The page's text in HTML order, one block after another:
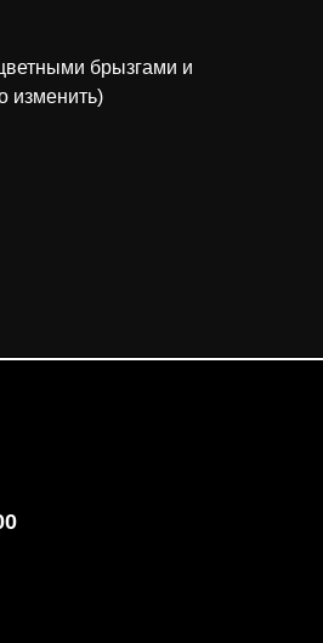
брызгами и
изменить)